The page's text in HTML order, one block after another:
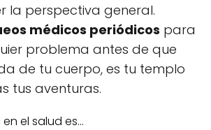
la perspectiva general.
médicos periódicos para
problema antes de que
de tu cuerpo, es tu templo
tus aventuras.
el salud es...